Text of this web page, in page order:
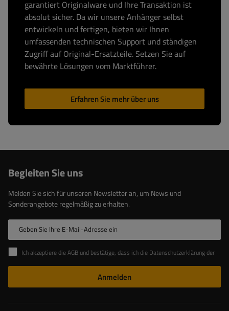
garantiert Originalware und Ihre Transaktion ist
absolut sicher. Da wir unsere Anhänger selbst
entwickeln und fertigen, bieten wir Ihnen
umfassenden technischen Support und ständigen
Zugriff auf Original-Ersatzteile. Setzen Sie auf
bewährte Lösungen vom Marktführer.
Erfahren Sie mehr über uns
Begleiten Sie uns
Melden Sie sich für unseren Newsletter an, um News und
Sonderangebote regelmäßig zu erhalten.
Geben Sie Ihre E-Mail-Adresse ein
Ich akzeptiere die AGB und bestätige, dass ich die Datenschutzerklärung der Website zur Kenntnis genommen habe
Anmelden